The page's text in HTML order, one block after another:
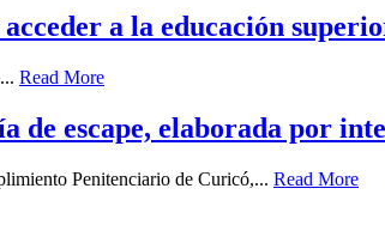
a la educación
Read More
escape, elaborada por
Penitenciario de Curicó,... Read More